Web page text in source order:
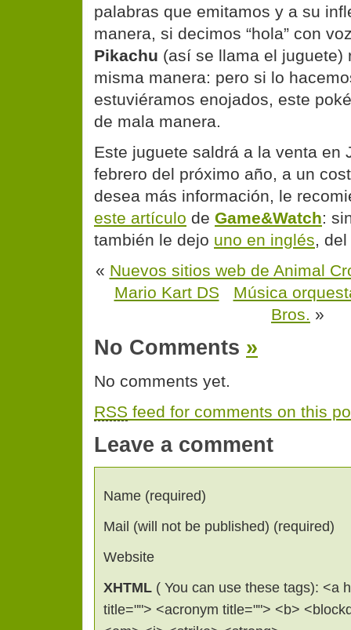
palabras que emitamos y a su
manera, si decimos “hola” con
Pikachu (así se llama el juguete)
misma manera: pero si lo
estuviéramos enojados, este
de mala manera.
Este juguete saldrá a la venta en
febrero del próximo año, a un
desea más información, le
este artículo de Game&Watch:
también le dejo uno en inglés,
« Nuevos sitios web de Animal
Mario Kart DS
Música
Bros. »
No Comments »
No comments yet.
RSS feed for comments on this
Leave a comment
Name (required)
Mail (will not be published) (required)
Website
XHTML ( You can use these tags): <a
title=""> <acronym title=""> <b>